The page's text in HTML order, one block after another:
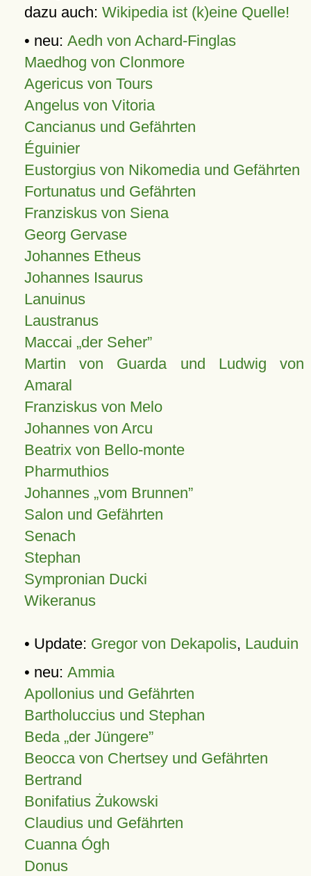
dazu auch: Wikipedia ist (k)eine Quelle!
• neu: Aedh von Achard-Finglas
Maedhog von Clonmore
Agericus von Tours
Angelus von Vitoria
Cancianus und Gefährten
Éguinier
Eustorgius von Nikomedia und Gefährten
Fortunatus und Gefährten
Franziskus von Siena
Georg Gervase
Johannes Etheus
Johannes Isaurus
Lanuinus
Laustranus
Maccai „der Seher”
Martin von Guarda und Ludwig von
Amaral
Franziskus von Melo
Johannes von Arcu
Beatrix von Bello-monte
Pharmuthios
Johannes vom Brunnen
Salon und Gefährten
Senach
Stephan
Sympronian Ducki
Wikeranus
• Update: Gregor von Dekapolis, Lauduin
• neu: Ammia
Apollonius und Gefährten
Bartholuccius und Stephan
Beda „der Jüngere”
Beocca von Chertsey und Gefährten
Bertrand
Bonifatius Żukowski
Claudius und Gefährten
Cuanna Ógh
Donus